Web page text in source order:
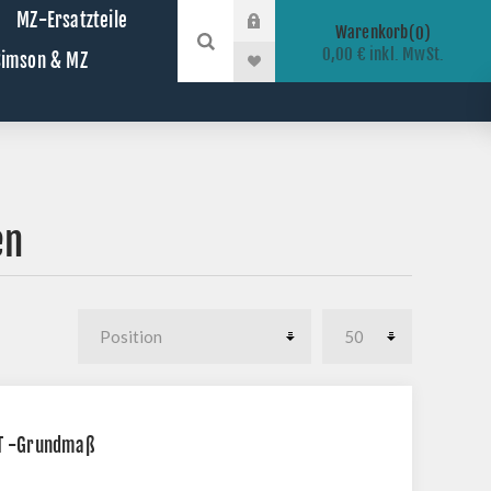
MZ-Ersatzteile
& MZ
Warenkorb 0
0,00 € inkl. MwSt.
-Grundmaß